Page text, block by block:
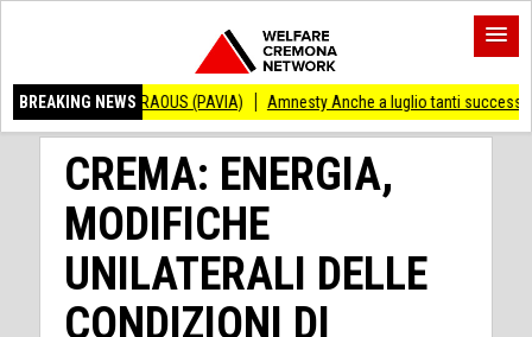
BREAKING NEWS
ANDRAOUS (PAVIA) Amnesty Anche a luglio tanti successi ed
CREMA: ENERGIA,
MODIFICHE
UNILATERALI DELLE
CONDIZIONI DI